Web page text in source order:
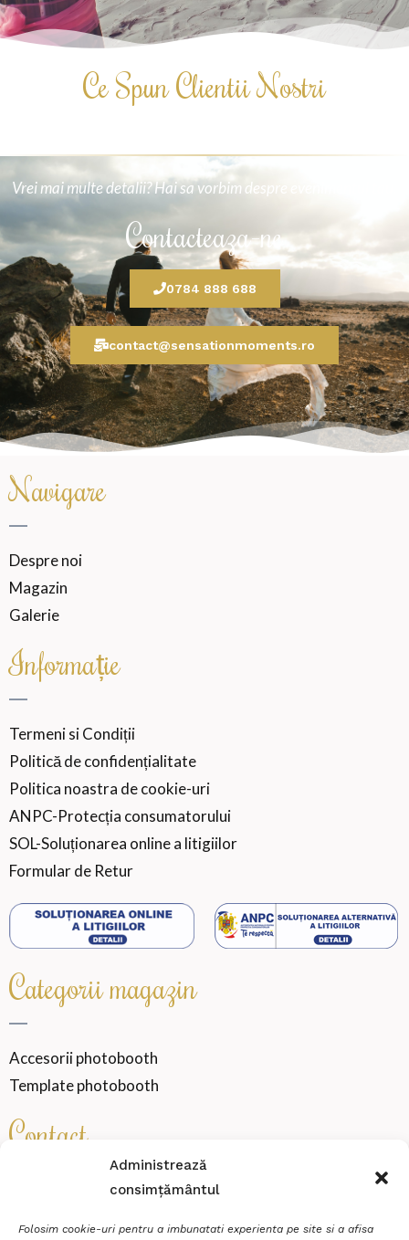
Administrează
consimțământul
Folosim cookie-uri pentru a imbunatati experienta pe site si a afisa
Ce Spun Clientii Nostri
Vrei mai multe detalii? Hai sa vorbim despre evenimentul tau.
Contacteaza-ne
0784 888 688
contact@sensationmoments.ro
Navigare
Despre noi
Magazin
Galerie
Informație
Termeni si Condiții
Politică de confidențialitate
Politica noastra de cookie-uri
ANPC-Protecția consumatorului
SOL-Soluționarea online a litigiilor
Formular de Retur
Categorii magazin
Accesorii photobooth
Template photobooth
Contact
SENSATION WEDDING VIBE SRL
Cod fiscal46000360